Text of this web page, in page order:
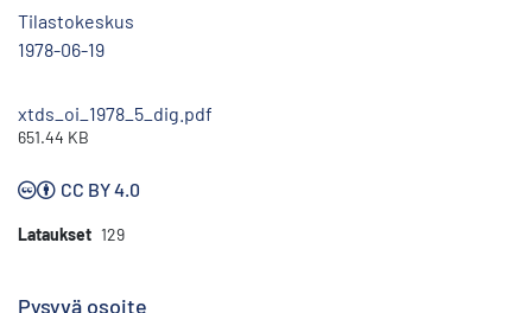
Tilastokeskus
1978-06-19
xtds_oi_1978_5_dig.pdf
651.44 KB
CC BY 4.0
Lataukset 129
Pysyvä osoite